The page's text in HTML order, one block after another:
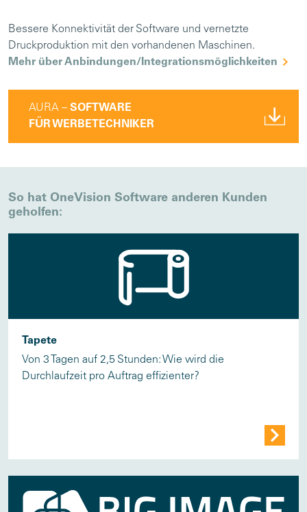
Bessere Konnektivität der Software und vernetzte
Druckproduktion mit den vorhandenen Maschinen.
Mehr über Anbindungen/Integrationsmöglichkeiten
AURA – SOFTWARE
FÜR WERBETECHNIKER
So hat OneVision Software anderen Kunden
geholfen:
Tapete
Von 3 Tagen auf 2,5 Stunden: Wie wird die
Durchlaufzeit pro Auftrag effizienter?